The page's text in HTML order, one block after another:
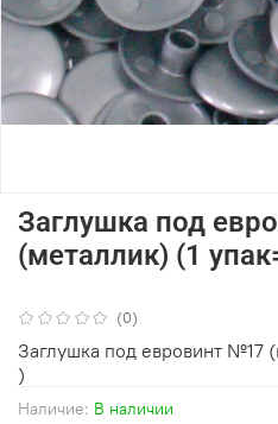
(0)
Наличие: В наличии
Заглушка под
(металлик) (1
Заглушка под евровинт №17
)